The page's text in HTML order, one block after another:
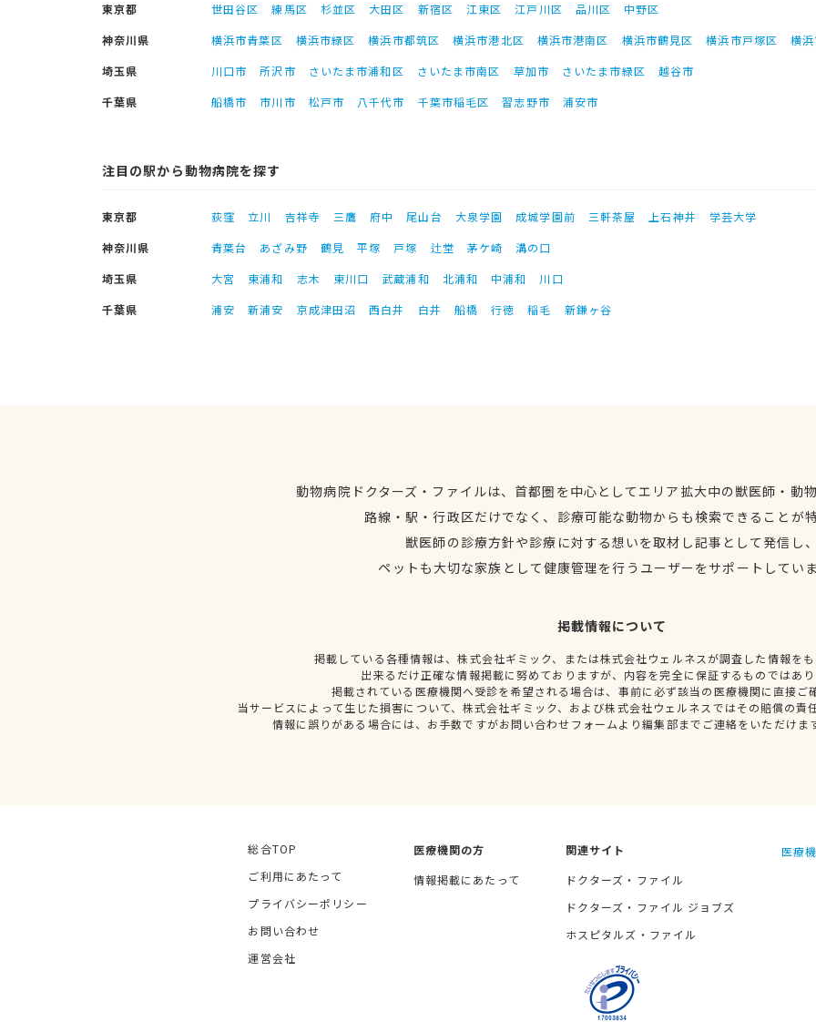
東京都 世田谷区 練馬区 杉並区 大田区 新宿区 江東区 江戸川区 品川区
中野区
神奈川県
横浜市青葉区 横浜市緑区 横浜市都筑区 横浜市港北区 横浜市港南区 横浜市鶴見区 横浜市戸塚区
横
埼玉県
川口市 所沢市 さいたま市浦和区 さいたま市南区 草加市 さいたま市緑区
越谷市
千葉県
船橋市 市川市 松戸市 八千代市 千葉市稲毛区 習志野市 浦安市
注目の駅から動物病院を探す
東京都 荻窪 立川 吉祥寺 三鷹 府中 尾山台 大泉学園 成城学園前 三軒茶屋 上石神井
学芸大学
神奈川県
青葉台 あざみ野 鶴見 平塚 戸塚 辻堂 茅ケ崎
溝の口
埼玉県
大宮 東浦和 志木 東川口 武蔵浦和 北浦和 中浦和
川口
千葉県
浦安 新浦安 京成津田沼 西白井 白井 船橋 行徳 稲毛 新鎌ヶ谷
動物病院ドクターズ・ファイルは、首都圏を中心としてエリア拡大中の獣医師・動
路線・駅・行政区だけでなく、診療可能な動物からも検索できることが
獣医師の診療方針や診療に対する想いを取材し記事として発信し
ペットも大切な家族として健康管理を行うユーザーをサポートしてい
掲載情報について
掲載している各種情報は、株式会社ギミック、または株式会社ウェルネスが調査した情報を
出来るだけ正確な情報掲載に努めておりますが、内容を完全に保証するものではあ
掲載されている医療機関へ受診を希望される場合は、事前に必ず該当の医療機関に直接ご
当サービスによって生じた損害について、株式会社ギミック、および株式会社ウェルネスではその賠償の責
情報に誤りがある場合には、お手数ですがお問い合わせフォームより編集部までご連絡をいただけま
総合TOP
ご利用にあたって
プライバシーポリシー
お問い合わせ
運営会社
医療機関の方
情報掲載にあたって
関連サイト
ドクターズ・ファイル
ドクターズ・ファイル ジョブズ
ホスピタルズ・ファイル
医療